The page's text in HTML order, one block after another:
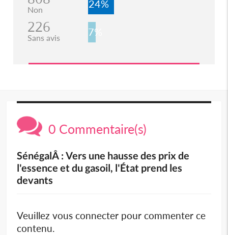
Non 24%
226
Sans avis 7%
0 Commentaire(s)
SénégalÂ : Vers une hausse des prix de
l'essence et du gasoil, l'État prend les
devants
Veuillez vous connecter pour commenter ce
contenu.